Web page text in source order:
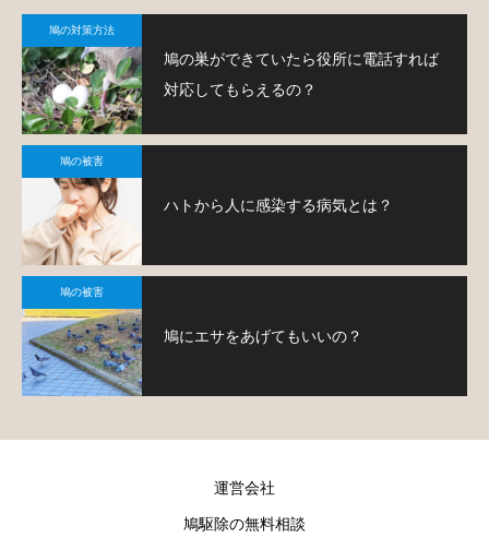
鳩の対策方法
鳩の巣ができていたら役所に電話すれば
対応してもらえるの？
鳩の被害
ハトから人に感染する病気とは？
鳩の被害
鳩にエサをあげてもいいの？
運営会社
鳩駆除の無料相談